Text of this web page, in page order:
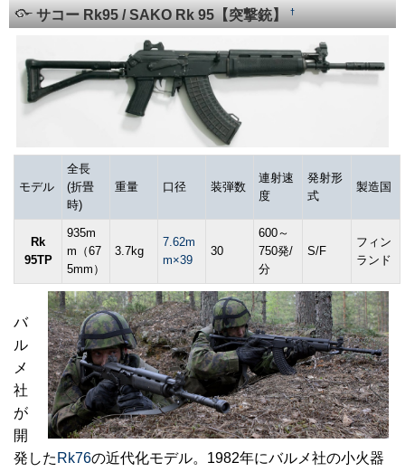
サコー Rk95 / SAKO Rk 95【突撃銃】†
モデル
全長
(折畳
時)
重量 口径 装弾数
連射速
度
発射形
式
製造国
Rk
95TP
935m
m（67
5mm）
3.7kg
7.62m
m×39
30
600～
750発/
分
S/F
フィン
ランド
バ
ル
メ
社
が
開
発した Rk76の近代化モデル。1982年にバルメ社の小火器